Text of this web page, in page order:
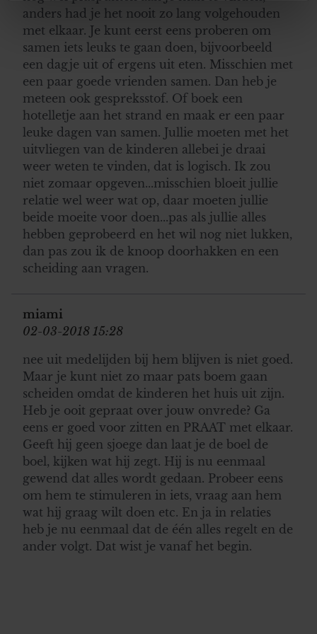
We gebruiken cookies om content en advertenties te
personaliseren, om functies voor social media te bieden
en om ons websiteverkeer te analyseren. Ook delen we
informatie over uw gebruik van onze site met onze
partners voor social media, adverteren en analyse. Deze
partners kunnen deze gegevens combineren met andere
informatie die u aan ze heeft verstrekt of die ze hebben
verzameld op basis van uw gebruik van hun services. U
gaat akkoord met onze cookies als u onze website blijft
gebruiken.
anders had je het nooit zo lang volgehouden
met elkaar. Je kunt eerst eens proberen om
samen iets leuks te gaan doen, bijvoorbeeld
een dagje uit of ergens uit eten. Misschien met
een paar goede vrienden samen. Dan heb je
meteen ook gespreksstof. Of boek een
hotelletje aan het strand en maak er een paar
leuke dagen van samen. Jullie moeten met het
uitvliegen van de kinderen allebei je draai
weer weten te vinden, dat is logisch. Ik zou
niet zomaar opgeven...misschien bloeit jullie
relatie wel weer wat op, daar moeten jullie
beide moeite voor doen...pas als jullie alles
hebben geprobeerd en het wil nog niet lukken,
dan pas zou ik de knoop doorhakken en een
scheiding aan vragen.
miami
02-03-2018 15:28
nee uit medelijden bij hem blijven is niet goed.
Maar je kunt niet zo maar pats boem gaan
scheiden omdat de kinderen het huis uit zijn.
Heb je ooit gepraat over jouw onvrede? Ga
eens er goed voor zitten en PRAAT met elkaar.
Geeft hij geen sjoege dan laat je de boel de
boel, kijken wat hij zegt. Hij is nu eenmaal
gewend dat alles wordt gedaan. Probeer eens
om hem te stimuleren in iets, vraag aan hem
wat hij graag wilt doen etc. En ja in relaties
heb je nu eenmaal dat de één alles regelt en de
ander volgt. Dat wist je vanaf het begin.